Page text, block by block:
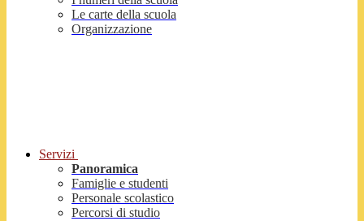
Le carte della scuola
Organizzazione
Servizi
Panoramica
Famiglie e studenti
Personale scolastico
Percorsi di studio